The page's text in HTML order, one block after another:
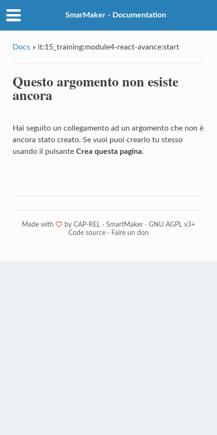
SmarMaker - Documentation
Docs » it:15_training:module4-react-avance:start
Questo argomento non esiste
ancora
Hai seguito un collegamento ad un argomento che non è
ancora stato creato. Se vuoi puoi crearlo tu stesso
usando il pulsante Crea questa pagina.
Made with ❤ by CAP-REL · SmartMaker · GNU AGPL v3+
Code source · Faire un don